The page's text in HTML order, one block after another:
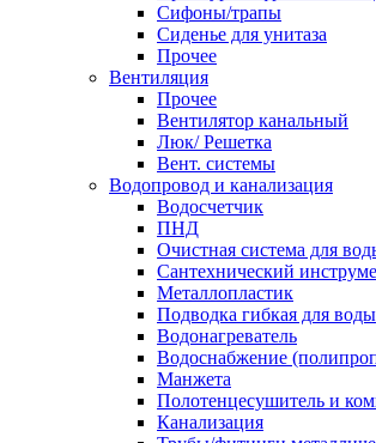
Сифоны/трапы
Сиденье для унитаза
Прочее
Вентиляция
Прочее
Вентилятор канальный
Люк/ Решетка
Вент. системы
Водопровод и канализация
Водосчетчик
ПНД
Очистная система для
Сантехнический
Металлопластик
Подводка гибкая для воды
Водонагреватель
Водоснабжение
Манжета
Полотенцесушитель и
Канализация